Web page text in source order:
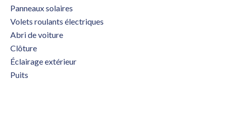
Panneaux solaires
Volets roulants électriques
Abri de voiture
Clôture
Éclairage extérieur
Puits